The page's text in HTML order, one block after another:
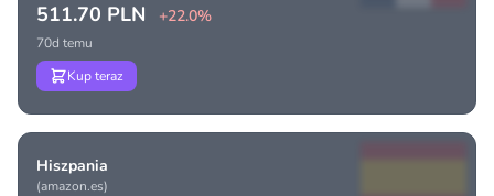
511.70 PLN +22.0%
70d temu
Kup teraz
Hiszpania
(amazon.es)